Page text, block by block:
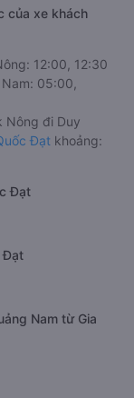
của xe khách
12:00, 12:30
05:00,
Nông đi Duy
Đạt khoảng:
Đạt
Đạt
Nam từ Gia